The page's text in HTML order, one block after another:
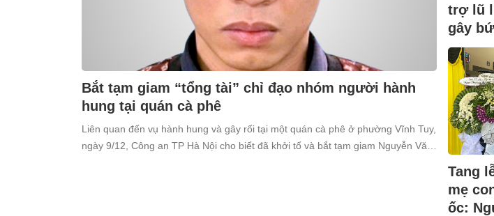
Bắt tạm giam “tổng tài” chỉ đạo nhóm người hành
hung tại quán cà phê
Liên quan đến vụ hành hung và gây rối tại một quán cà phê ở phường Vĩnh Tuy,
ngày 9/12, Công an TP Hà Nội cho biết đã khởi tố và bắt tạm giam Nguyễn Văn
trợ lũ
gây
Tang
mẹ
ốc: